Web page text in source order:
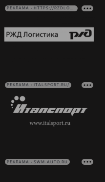
РЕКЛАМА • HTTPS://RZDLOG.RU/
РЕКЛАМА • ITALSPORT.RU/
РЕКЛАМА • SWM-AUTO.RU